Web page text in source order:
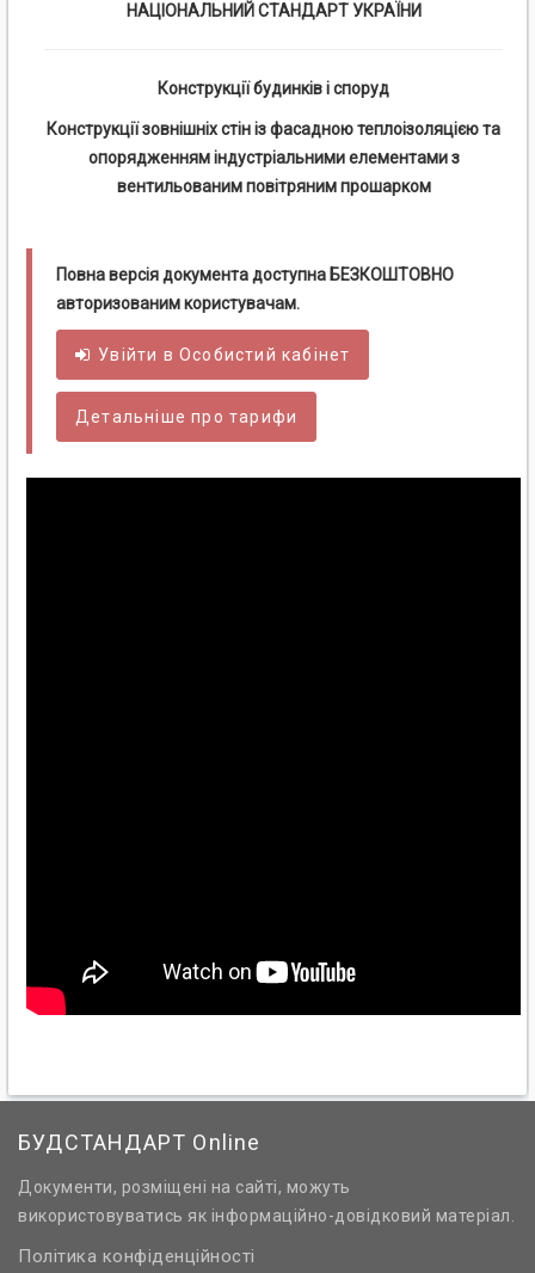
НАЦІОНАЛЬНИЙ СТАНДАРТ УКРАЇНИ
Конструкції будинків і споруд
Конструкції зовнішніх стін із фасадною теплоізоляцією та
опорядженням індустріальними елементами з
вентильованим повітряним прошарком
Повна версія документа доступна БЕЗКОШТОВНО
авторизованим користувачам.
Увійти вОсобистий кабінет
Детальніше про тарифи
БУДСТАНДАРТ Online
Документи, розміщені на сайті, можуть
використовуватись як інформаційно-довідковий матеріал.
Політика конфіденційності